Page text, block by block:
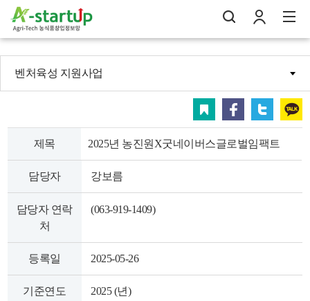
검 로 전
벤처육성 지원사업
트위터 카카오
제목 2025년 농진원X굿네이버스글로벌임팩트
담당자 강보름
담당자 연락
처
(063-919-1409)
등록일 2025-05-26
기준연도 2025 (년)